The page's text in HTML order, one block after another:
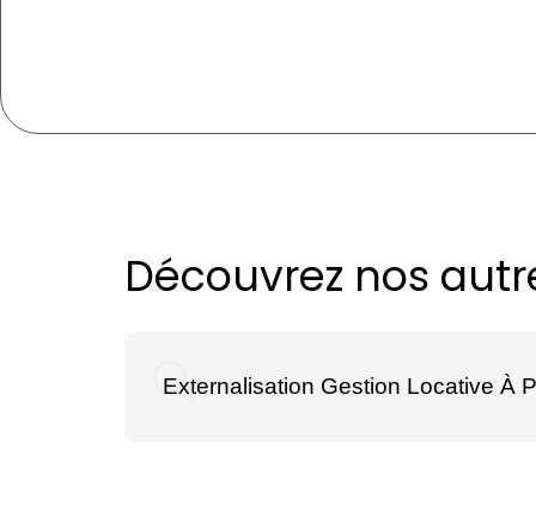
Découvrez nos
Externalisation Gestion Locative À